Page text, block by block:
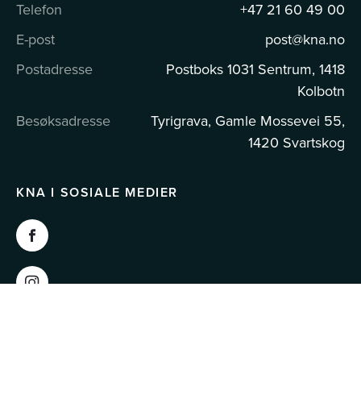
Telefon
+47 21 60 49 00
E-post
post@kna.no
Postadresse
Postboks 1031 Sentrum, 1418
Kolbotn
Besøksadresse
Tyrigrava, Gamle Mossevei 55,
1420 Svartskog
KNA I SOSIALE MEDIER